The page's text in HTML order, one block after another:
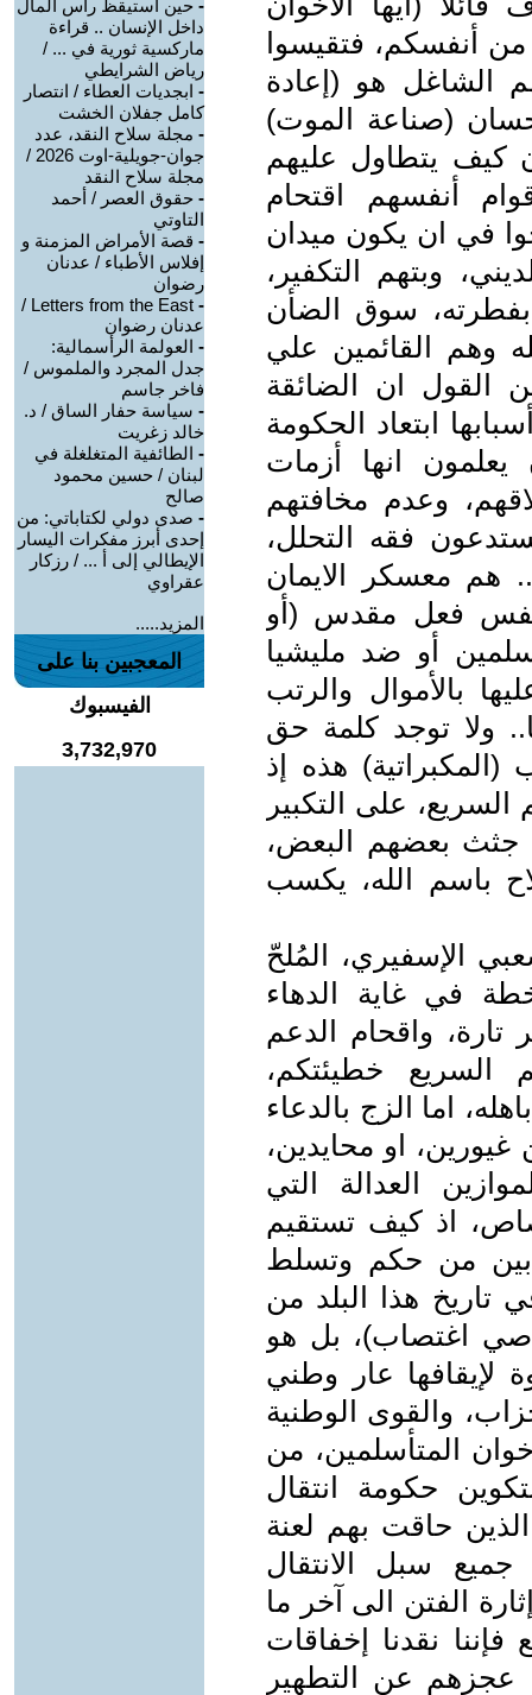
أنفسكم، فتقيسوا
الشاغل هو (إعادة
(صناعة الموت)
كيف يتطاول عليهم
أنفسهم اقتحام
في ان يكون ميدان
وبتهم التكفير،
سوق الضأن
وهم القائمين علي
القول ان الضائقة
ابتعاد الحكومة
انها أزمات
وعدم مخافتهم
فقه التحلل،
هم معسكر الايمان
فعل مقدس (أو
أو ضد مليشيا
بالأموال والرتب
ولا توجد كلمة حق
هذه إذ
على التكبير
جثث بعضهم البعض،
باسم الله، يكسب
الإسفيري، المُلحّ
في غاية الدهاء
تارة، واقحام الدعم
السريع خطيئتكم،
اما الزج بالدعاء
او محايدين،
العدالة التي
اذ كيف تستقيم
بين من حكم وتسلط
هذا البلد من
اغتصاب)، بل هو
لإيقافها عار وطني
والقوى الوطنية
المتأسلمين، من
حكومة انتقال
حاقت بهم لعنة
جميع سبل الانتقال
الفتن الى آخر ما
نقدنا إخفاقات
عن التطهير
- حين استيقظ رأس المال
داخل الإنسان .. قراءة
ماركسية ثورية في ... /
رياض الشرايطي
- ابجديات العطاء / انتصار
كامل جفلان الخشت
- مجلة سلاح النقد، عدد
جوان-جويلية-اوت 2026 /
مجلة سلاح النقد
- حقوق العصر / أحمد
التاوتي
- قصة الأمراض المزمنة و
إفلاس الأطباء / عدنان
رضوان
-
Letters from the East /
عدنان رضوان
- العولمة الرأسمالية:
جدل المجرد والملموس /
فاخر جاسم
- سياسة حفار الساق / د.
خالد زغريت
- الطائفية المتغلغلة في
لبنان / حسين محمود
صالح
- صدى دولي لكتاباتي: من
إحدى أبرز مفكرات اليسار
الإيطالي إلى أ ... / رزكار
عقراوي
المزيد.....
المعجبين بنا على
الفيسبوك
3,732,970